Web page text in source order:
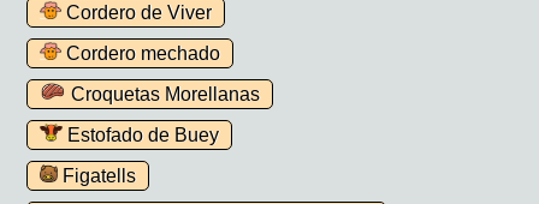
Cordero de Viver
Cordero mechado
Croquetas Morellanas
Estofado de Buey
Figatells